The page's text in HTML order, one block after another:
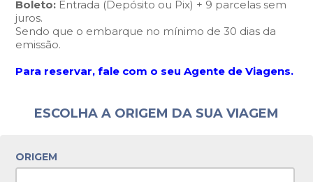
Boleto: Entrada (Depósito ou Pix) + 9 parcelas sem
juros.
Sendo que o embarque no mínimo de 30 dias da
emissão.
Para reservar, fale com o seu Agente de Viagens.
ESCOLHA A ORIGEM DA SUA VIAGEM
ORIGEM